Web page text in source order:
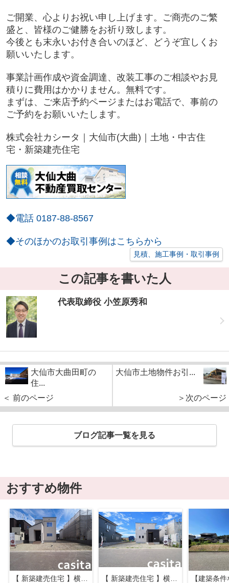
ご開業、心よりお祝い申し上げます。ご商売のご繁
盛と、皆様のご健勝をお祈り致します。
今後とも末永いお付き合いのほど、どうぞ宜しくお
願いいたします。
事業計画作成や資金調達、改装工事のご相談やお見
積りに費用はかかりません。無料です。
まずは、ご来店予約ページまたはお電話で、事前の
ご予約をお願いいたします。
株式会社カシータ｜大仙市(大曲)｜土地・中古住
宅・新築建売住宅
◆電話 0187-88-8567
◆そのほかのお取引事例はこちらから
見積、施工事例・取引事例
この記事を書いた人
代表取締役 小笠原秀和
大仙市大曲田町の
住...
＜ 前のページ
大仙市土地物件お引...
＞次のページ
ブログ記事一覧を見る
おすすめ物件
【 新築建売住宅 】横手市八幡字長者町No58 横手北小学校区のオール電化 4LDK
【 新築建売住宅 】横手市八幡字長者町No50 横手北小学校区のオール電化 3LDK